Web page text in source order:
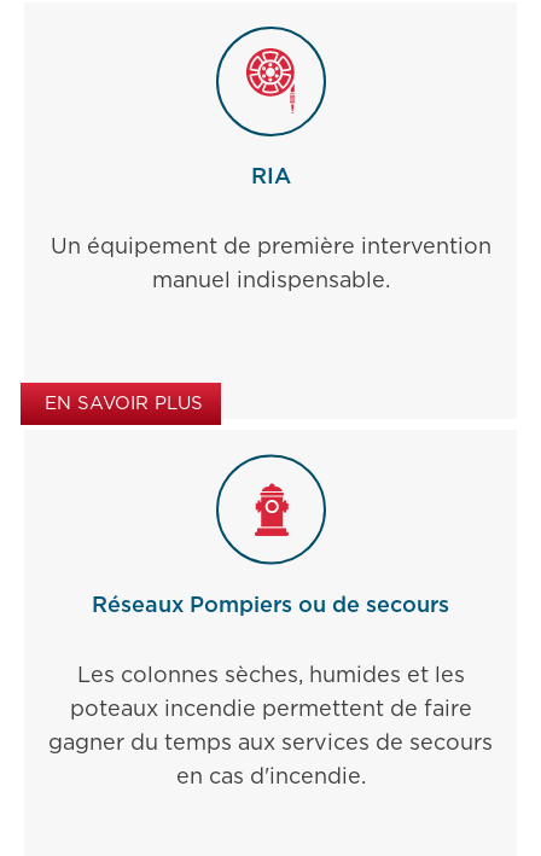
RIA
Un équipement de première intervention
manuel indispensable.
EN SAVOIR PLUS
Réseaux Pompiers ou de secours
Les colonnes sèches, humides et les
poteaux incendie permettent de faire
gagner du temps aux services de secours
en cas d'incendie.